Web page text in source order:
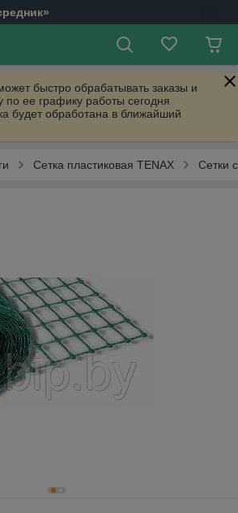
быстро обрабатывать заказы и
по ее графику работы сегодня
будет обработана в ближайший
Сетка пластиковая TENAX Сетки